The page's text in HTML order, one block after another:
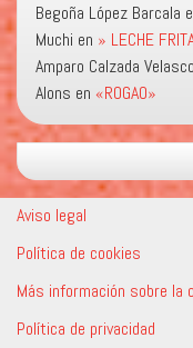
Begoña López Barcala
Muchi en » LECHE
Amparo Calzada Velasco
Alons en «ROGAO»
Aviso legal
Política de cookies
Más información sobre la
Política de privacidad